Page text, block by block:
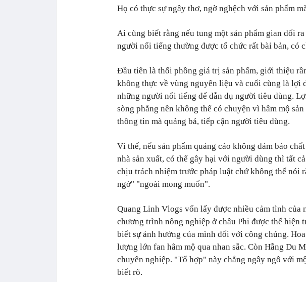
Họ có thực sự ngây thơ, ngờ nghệch với sản phẩm
Ai cũng biết rằng nếu tung một sản phẩm gian dối
người nổi tiếng thường được tổ chức rất bài bản, có
Đầu tiên là thổi phồng giá trị sản phẩm, giới thiệu
không thực về vùng nguyên liệu và cuối cùng là lợi
những người nổi tiếng để dẫn dụ người tiêu dùng.
sòng phẳng nên không thể có chuyện vì hâm mộ
thông tin mà quảng bá, tiếp cận người tiêu dùng.
Vì thế, nếu sản phẩm quảng cáo không đảm bảo
nhà sản xuất, có thể gây hại với người dùng thì tất
chịu trách nhiệm trước pháp luật chứ không thể nói
ngờ" "ngoài mong muốn".
Quang Linh Vlogs vốn lấy được nhiều cảm tình của
chương trình nông nghiệp ở châu Phi được thể hiện
biết sự ảnh hưởng của mình đối với công chúng.
lượng lớn fan hâm mộ qua nhan sắc. Còn Hằng Du
chuyên nghiệp. "Tổ hợp" này chẳng ngây ngô với
biết rõ.